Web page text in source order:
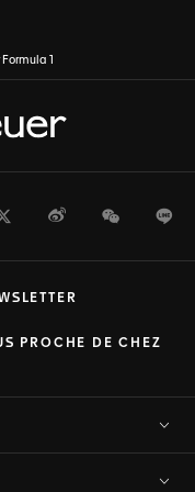
Formula 1
TwitterWeiboWeChat
PROCHE DE CHEZ